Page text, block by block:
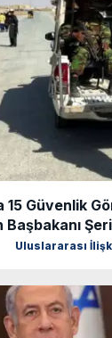
15 Güvenlik
Uluslararası